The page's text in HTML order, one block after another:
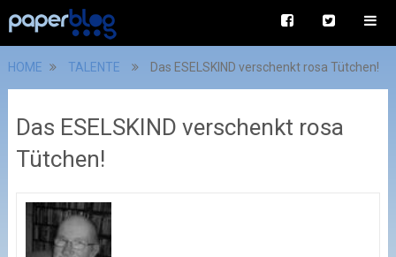
HOME TALENTE Das ESELSKIND verschenkt rosa Tütchen!
Das ESELSKIND verschenkt rosa
Tütchen!